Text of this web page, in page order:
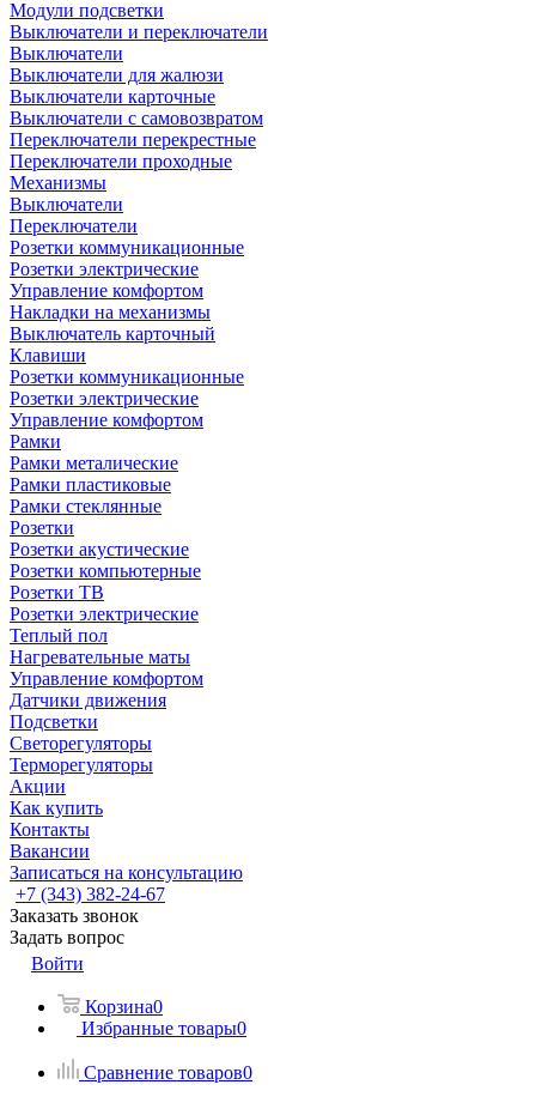
Модули подсветки
Выключатели и переключатели
Выключатели
Выключатели для жалюзи
Выключатели карточные
Выключатели с самовозвратом
Переключатели перекрестные
Переключатели проходные
Механизмы
Выключатели
Переключатели
Розетки коммуникационные
Розетки электрические
Управление комфортом
Накладки на механизмы
Выключатель карточный
Клавиши
Розетки коммуникационные
Розетки электрические
Управление комфортом
Рамки
Рамки металические
Рамки пластиковые
Рамки стеклянные
Розетки
Розетки акустические
Розетки компьютерные
Розетки ТВ
Розетки электрические
Теплый пол
Нагревательные маты
Управление комфортом
Датчики движения
Подсветки
Светорегуляторы
Терморегуляторы
Акции
Как купить
Контакты
Вакансии
Записаться на консультацию
+7 (343) 382-24-67
Заказать звонок
Задать вопрос
Войти
Корзина0
Избранные товары0
Сравнение товаров0